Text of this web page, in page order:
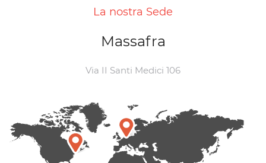
La nostra Sede
Massafra
Via II Santi Medici 106